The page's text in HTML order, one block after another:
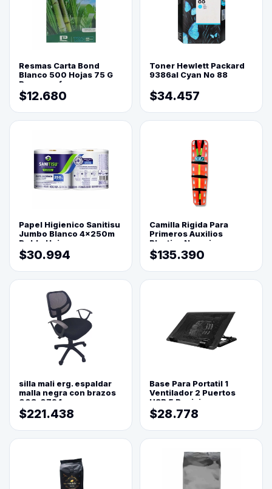
Resmas Carta Bond
Blanco 500 Hojas 75 G
Reprograf.
$12.680
Toner Hewlett Packard
9386al Cyan No 88
$34.457
Papel Higienico Sanitisu
Jumbo Blanco 4x250m
Doble Hoja
$30.994
Camilla Rigida Para
Primeros Auxilios
Plastica Naranja
$135.390
silla mali erg. espaldar
malla negra con brazos
003-0794
$221.438
Base Para Portatil 1
Ventilador 2 Puertos
USB 5 Posiciones
$28.778